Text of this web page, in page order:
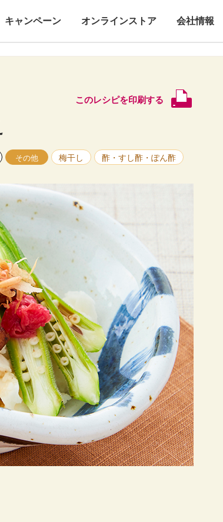
キャンペーン オンラインストア 会社情報
このレシピを印刷する
その他 梅干し 酢・すし酢・ぽん酢